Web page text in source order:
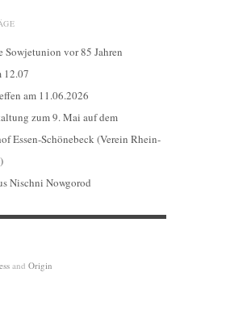
Sowjetunion vor 85 Jahren
12.07
am 11.06.2026
zum 9. Mai auf dem
Essen-Schönebeck (Verein Rhein-
Nischni Nowgorod
and Origin